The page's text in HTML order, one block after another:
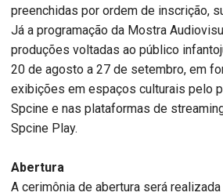
preenchidas por ordem de inscrição,
Já a programação da Mostra
produções voltadas ao público
20 de agosto a 27 de setembro, em
exibições em espaços culturais pelo
Spcine e nas plataformas de
Spcine Play.
Abertura
A cerimônia de abertura será